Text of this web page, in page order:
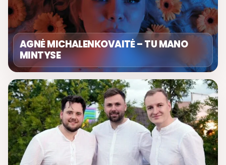
AGNĖ MICHALENKOVAITĖ – TU MANO
MINTYSE